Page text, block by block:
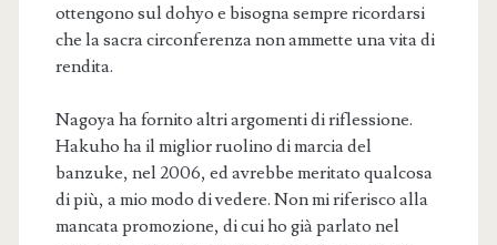
ottengono sul dohyo e bisogna sempre ricordarsi
che la sacra circonferenza non ammette una vita di
rendita.
Nagoya ha fornito altri argomenti di riflessione.
Hakuho ha il miglior ruolino di marcia del
banzuke, nel 2006, ed avrebbe meritato qualcosa
di più, a mio modo di vedere. Non mi riferisco alla
mancata promozione, di cui ho già parlato nel